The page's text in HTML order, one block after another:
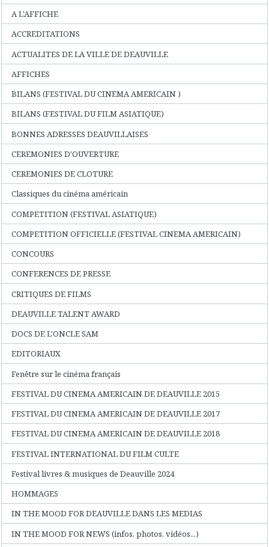
A L'AFFICHE
ACCREDITATIONS
ACTUALITES DE LA VILLE DE DEAUVILLE
AFFICHES
BILANS (FESTIVAL DU CINEMA AMERICAIN )
BILANS (FESTIVAL DU FILM ASIATIQUE)
BONNES ADRESSES DEAUVILLAISES
CEREMONIES D'OUVERTURE
CEREMONIES DE CLOTURE
Classiques du cinéma américain
COMPETITION (FESTIVAL ASIATIQUE)
COMPETITION OFFICIELLE (FESTIVAL CINEMA AMERICAIN)
CONCOURS
CONFERENCES DE PRESSE
CRITIQUES DE FILMS
DEAUVILLE TALENT AWARD
DOCS DE L'ONCLE SAM
EDITORIAUX
Fenêtre sur le cinéma français
FESTIVAL DU CINEMA AMERICAIN DE DEAUVILLE 2015
FESTIVAL DU CINEMA AMERICAIN DE DEAUVILLE 2017
FESTIVAL DU CINEMA AMERICAIN DE DEAUVILLE 2018
FESTIVAL INTERNATIONAL DU FILM CULTE
Festival livres & musiques de Deauville 2024
HOMMAGES
IN THE MOOD FOR DEAUVILLE DANS LES MEDIAS
IN THE MOOD FOR NEWS (infos, photos, vidéos...)